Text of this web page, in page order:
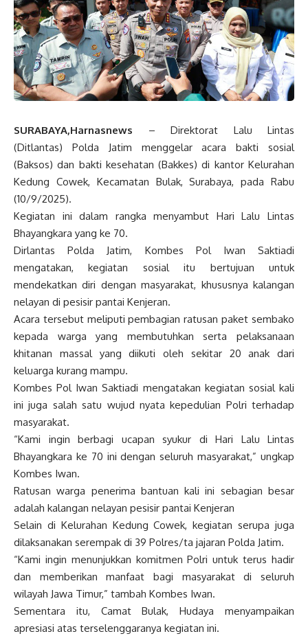
SURABAYA,Harnasnews – Direktorat Lalu Lintas
(Ditlantas) Polda Jatim menggelar acara bakti sosial
(Baksos) dan bakti kesehatan (Bakkes) di kantor Kelurahan
Kedung Cowek, Kecamatan Bulak, Surabaya, pada Rabu
(10/9/2025).
Kegiatan ini dalam rangka menyambut Hari Lalu Lintas
Bhayangkara yang ke 70.
Dirlantas Polda Jatim, Kombes Pol Iwan Saktiadi
mengatakan, kegiatan sosial itu bertujuan untuk
mendekatkan diri dengan masyarakat, khususnya kalangan
nelayan di pesisir pantai Kenjeran.
Acara tersebut meliputi pembagian ratusan paket sembako
kepada warga yang membutuhkan serta pelaksanaan
khitanan massal yang diikuti oleh sekitar 20 anak dari
keluarga kurang mampu.
Kombes Pol Iwan Saktiadi mengatakan kegiatan sosial kali
ini juga salah satu wujud nyata kepedulian Polri terhadap
masyarakat.
“Kami ingin berbagi ucapan syukur di Hari Lalu Lintas
Bhayangkara ke 70 ini dengan seluruh masyarakat,” ungkap
Kombes Iwan.
Ratusan warga penerima bantuan kali ini sebagian besar
adalah kalangan nelayan pesisir pantai Kenjeran
Selain di Kelurahan Kedung Cowek, kegiatan serupa juga
dilaksanakan serempak di 39 Polres/ta jajaran Polda Jatim.
“Kami ingin menunjukkan komitmen Polri untuk terus hadir
dan memberikan manfaat bagi masyarakat di seluruh
wilayah Jawa Timur,” tambah Kombes Iwan.
Sementara itu, Camat Bulak, Hudaya menyampaikan
apresiasi atas terselenggaranya kegiatan ini.